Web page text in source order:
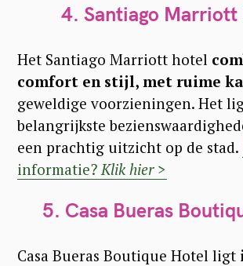
4. Santiago Marriott
Het Santiago Marriott hotel
comfort en stijl, met ruime
geweldige voorzieningen. Het
belangrijkste
een prachtig uitzicht op de stad.
informatie?Klik hier >
5. Casa Bueras
Casa Bueras Boutique Hotel ligt